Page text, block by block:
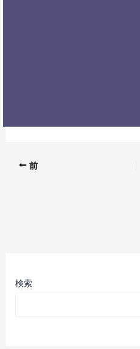
前
検索